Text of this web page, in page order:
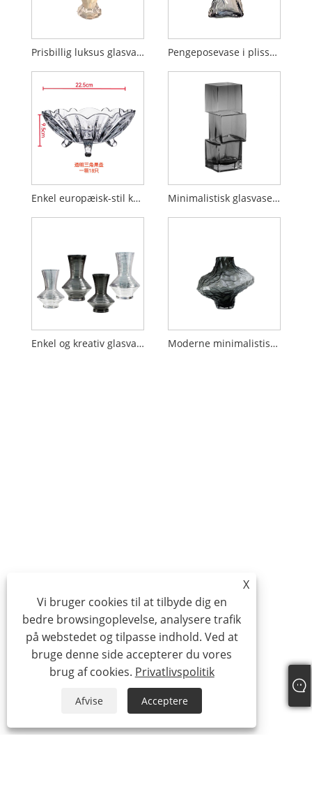
Prisbillig luksus glasvase i fransk stil Pengeposevase i plisseret design af glas
Enkel europæisk-stil krystal slik stander Minimalistisk glasvase i europæisk stil med et sofistikeret, forskudt design og et strejf af diskret luksus.
Enkel og kreativ glasvase i europæisk stil Moderne minimalistisk glas spisebord med håndlavet blomstervase
X
Vi bruger cookies til at tilbyde dig en
bedre browsingoplevelse, analysere trafik
på webstedet og tilpasse indhold. Ved at
bruge denne side accepterer du vores
brug af cookies. Privatlivspolitik
Afvise Acceptere